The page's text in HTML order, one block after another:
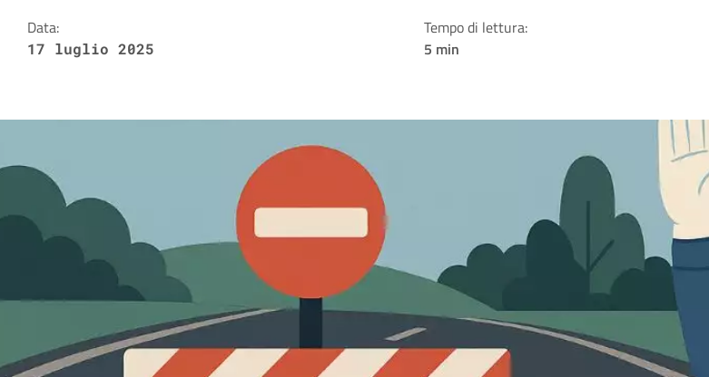
Data:
17 luglio 2025
Tempo di lettura:
5 min